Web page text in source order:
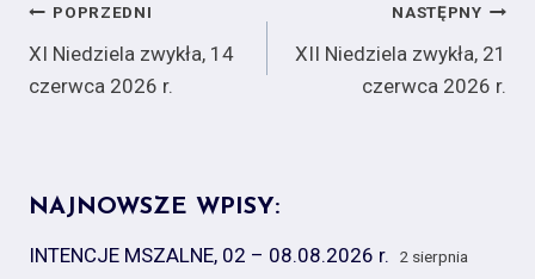
Nawigacja
wpisu
POPRZEDNI
XI Niedziela zwykła, 14
czerwca 2026 r.
NASTĘPNY
XII Niedziela zwykła, 21
czerwca 2026 r.
NAJNOWSZE WPISY:
INTENCJE MSZALNE, 02 – 08.08.2026 r.
2 sierpnia